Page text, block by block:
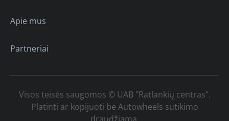
Apie mus
Partneriai
Visos teisės saugomos © UAB "Ratlankių centras".
Platinti ar kopijuoti be Autowheels sutikimo